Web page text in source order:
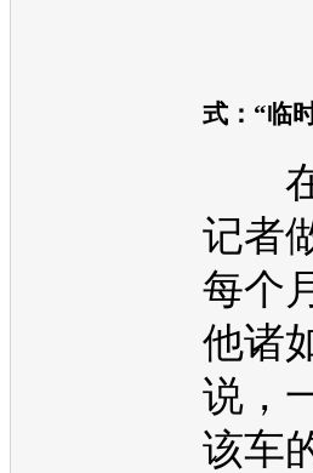
式：“临
在
记者
每个
他诸
说，
该车